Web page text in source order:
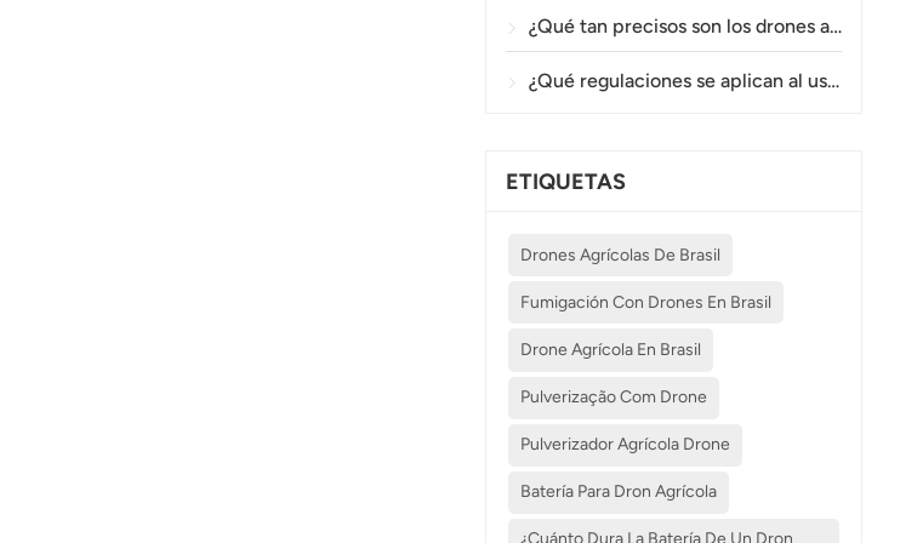
¿Qué tan precisos son los drones agrícolas en la pulverización y el monitoreo de cultivos?
¿Qué regulaciones se aplican al uso de drones agrícolas en diferentes países?
ETIQUETAS
Drones Agrícolas De Brasil
Fumigación Con Drones En Brasil
Drone Agrícola En Brasil
Pulverização Com Drone
Pulverizador Agrícola Drone
Batería Para Dron Agrícola